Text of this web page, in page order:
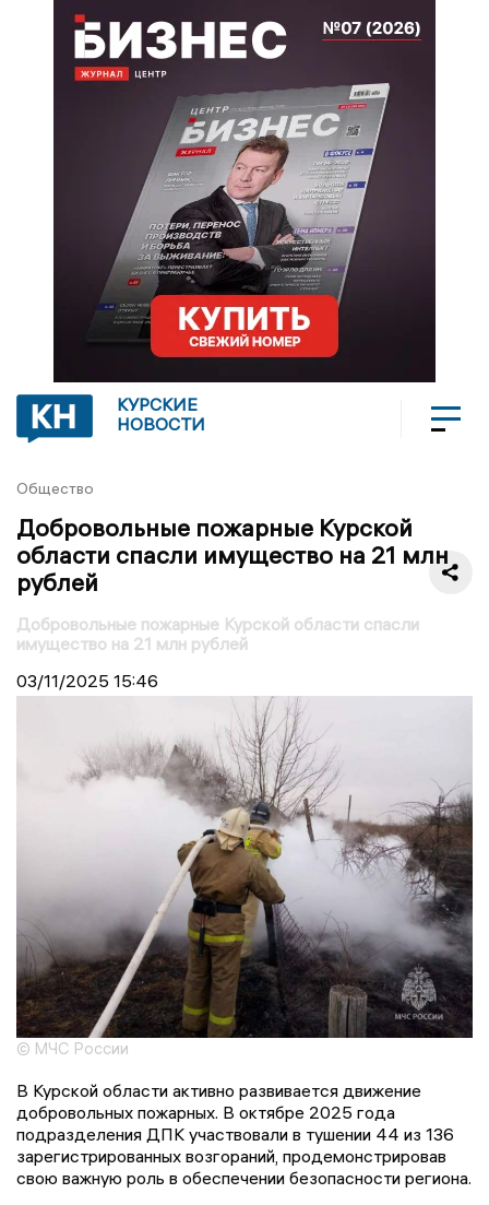
КУРСКИЕ
НОВОСТИ
Общество
Добровольные пожарные Курской
области спасли имущество на 21 млн
рублей
Добровольные пожарные Курской области спасли
имущество на 21 млн рублей
03/11/2025 15:46
© МЧС России
В Курской области активно развивается движение
добровольных пожарных. В октябре 2025 года
подразделения ДПК участвовали в тушении 44 из 136
зарегистрированных возгораний, продемонстрировав
свою важную роль в обеспечении безопасности региона.